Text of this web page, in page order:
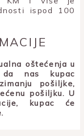
ispod 100
oštećenja u
nas kupac
pošiljke,
pošiljku. U
kupac će